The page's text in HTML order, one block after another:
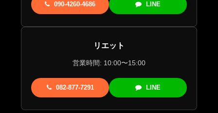
090-4260-4686 LINE
リエット
営業時間: 10:00〜15:00
082-877-7291 LINE